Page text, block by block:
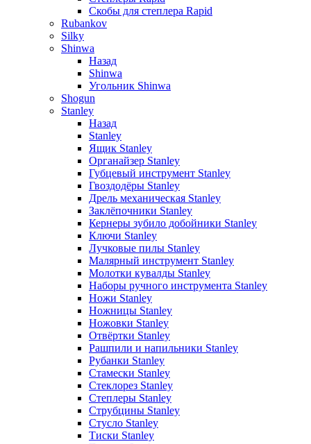
Скобы для cтеплера Rapid
Rubankov
Silky
Shinwa
Назад
Shinwa
Угольник Shinwa
Shogun
Stanley
Назад
Stanley
Ящик Stanley
Органайзер Stanley
Губцевый инструмент Stanley
Гвоздодёры Stanley
Дрель механическая Stanley
Заклёпочники Stanley
Кернеры зубило добойники Stanley
Ключи Stanley
Лучковые пилы Stanley
Малярный инструмент Stanley
Молотки кувалды Stanley
Наборы ручного инструмента Stanley
Ножи Stanley
Ножницы Stanley
Ножовки Stanley
Отвёртки Stanley
Рашпили и напильники Stanley
Рубанки Stanley
Стамески Stanley
Стеклорез Stanley
Степлеры Stanley
Струбцины Stanley
Стусло Stanley
Тиски Stanley